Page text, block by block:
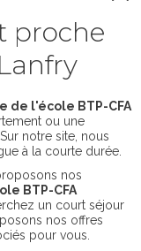
proche
de l'école BTP-CFA
ou une
notre site, nous
à la courte durée.
nos
BTP-CFA
un court séjour
nos offres
pour vous.